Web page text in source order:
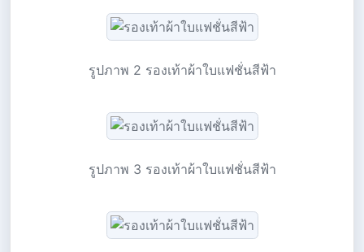
รูปภาพ 2 รองเท้าผ้าใบแฟชั่นสีฟ้า
รูปภาพ 3 รองเท้าผ้าใบแฟชั่นสีฟ้า